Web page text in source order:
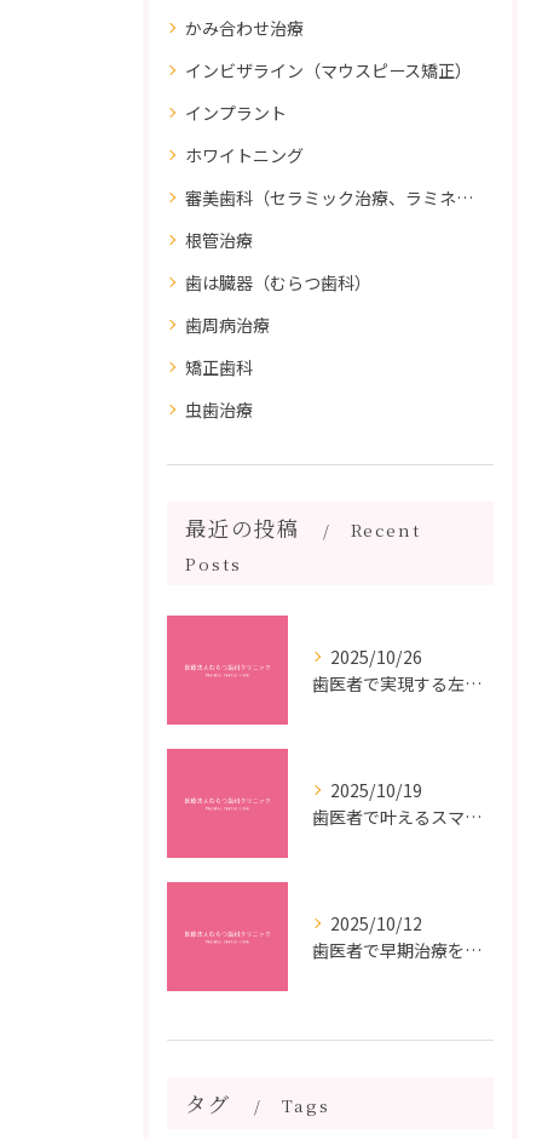
かみ合わせ治療
インビザライン（マウスピース矯正）
インプラント
ホワイトニング
審美歯科（セラミック治療、ラミネートべニア、ダイレクトボンディング）
根管治療
歯は臓器（むらつ歯科）
歯周病治療
矯正歯科
虫歯治療
最近の投稿
Recent
Posts
2025/10/26
歯医者で実現する左右対称治療のポイントと矯正治療選びの疑問解決ガイド
2025/10/19
歯医者で叶えるスマイルメイクオーバーなら福岡県福岡市博多区博多駅前の最新矯正治療解説
2025/10/12
歯医者で早期治療を受けるメリットと虫歯悪化を防ぐ最短ステップ
タグ Tags